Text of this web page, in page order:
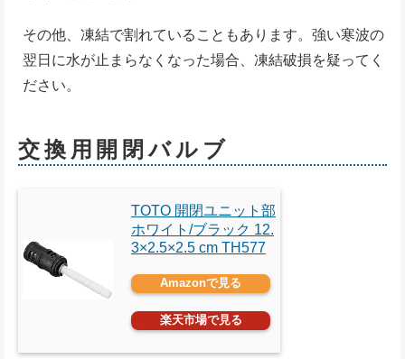
その他、凍結で割れていることもあります。強い寒波の
翌日に水が止まらなくなった場合、凍結破損を疑ってく
ださい。
交換用開閉バルブ
TOTO 開閉ユニット部
ホワイト/ブラック 12.
3×2.5×2.5 cm TH577
Amazonで見る
楽天市場で見る